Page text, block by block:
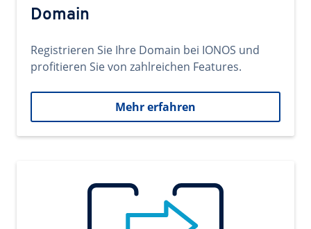
Domain
Registrieren Sie Ihre Domain bei IONOS und
profitieren Sie von zahlreichen Features.
Mehr erfahren